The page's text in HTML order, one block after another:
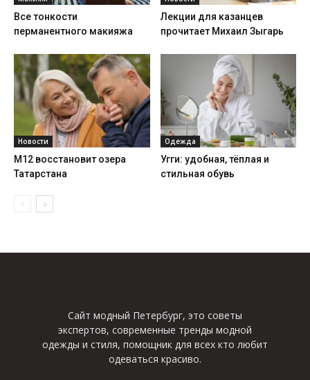
Все тонкости
перманентного макияжа
Лекции для казанцев
прочитает Михаил Зыгарь
Новости
М12 восстановит озера
Татарстана
Одежда
Угги: удобная, тёплая и
стильная обувь
Сайт модный Петербург, это советы
экспертов, современные тренды модной
одежды и стиля, помощник для всех кто любит
одеваться красиво.